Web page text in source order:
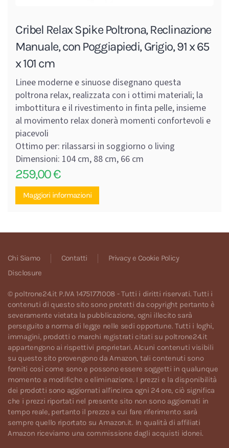
Cribel Relax Spike Poltrona, Reclinazione
Manuale, con Poggiapiedi, Grigio, 91 x 65
x 101 cm
Linee moderne e sinuose disegnano questa
poltrona relax, realizzata con i ottimi materiali; la
imbottitura e il rivestimento in finta pelle, insieme
al movimento relax donerà momenti confortevoli e
piacevoli
Ottimo per: rilassarsi in soggiorno o living
Dimensioni: 104 cm, 88 cm, 66 cm
259,00€
Maggiori informazioni
Chi Siamo Contatti
Privacy e Cookie Policy
Disclosure
© poltrone24.it P.IVA 14751771008 - Tutti i diritti riservati. Tutti i
contenuti di questo sito sono protetti da copyright pertanto è
severamente vietata la pubblicazione, ogni illecito sarà
perseguito a norma di legge nelle sedi opportune. Tutti i loghi,
immagini, prodotti o marchi registrati citati su poltrone24.it
appartengono ai rispettivi proprietari. Alcuni contenuti visibili
su questo sito provengono da Amazon, tali contenuti sono
forniti così come sono e possono essere soggetti in qualunque
momento a modifiche o eliminazione. I prezzi e la disponibilità
dei prodotti sono aggiornati all'incirca ogni 24 ore, ciò significa
che i prezzi riportati nel presente sito non sono aggiornati in
tempo reale, pertanto il prezzo a cui fare riferimento sarà
sempre quello riportato su Amazon.it. In qualità di affiliati
Amazon riceviamo una commissione dagli acquisti idonei.